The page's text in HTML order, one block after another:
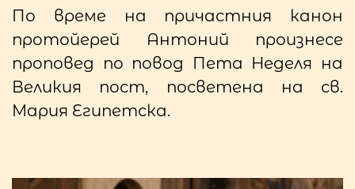
По време на причастния канон
протойерей Антоний произнесе
проповед по повод Пета Неделя на
Великия пост, посветена на св.
Мария Египетска.